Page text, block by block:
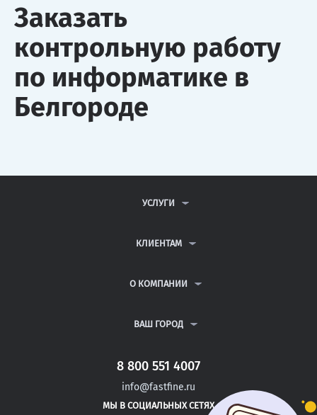
Заказать
контрольную работу
по информатике в
Белгороде
УСЛУГИ
ДИПЛОМНЫЕ РАБОТЫ
РЕФЕРАТЫ
КЛИЕНТАМ
ВОПРОСЫ И ОТВЕТЫ
ПОЛИТИКА КОНФИДЕНЦИАЛЬНОСТИ
О КОМПАНИИ
КОНТАКТЫ
ВАШ ГОРОД
САНКТ-ПЕТЕРБУРГ
БИЙСК
БИРОБИДЖАН
8 800 551 4007
info@fastfine.ru
МЫ В СОЦИАЛЬНЫХ СЕТЯХ